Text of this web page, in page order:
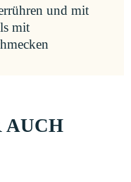
und mit
mit
AUCH